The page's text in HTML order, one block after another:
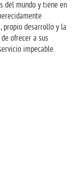
del mundo y tiene en
propio desarrollo y la
ofrecer a sus
impecable.